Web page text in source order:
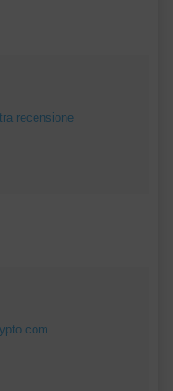
recensione